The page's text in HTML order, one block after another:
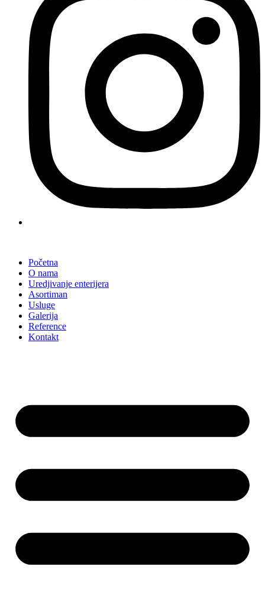
Početna
O nama
Uredjivanje enterijera
Asortiman
Usluge
Galerija
Reference
Kontakt